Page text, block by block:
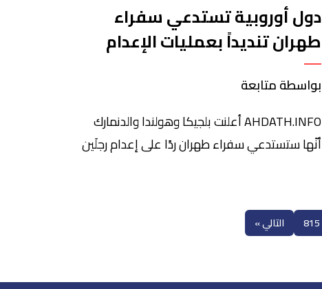
دول أوروبية تستدعي سفراء
طهران تنديداً بعمليات الإعدام
في إيران
بواسطة متابعة
AHDATH.INFO أعلنت بلجيكا وهولندا والدنمارك
أنّها ستستدعي سفراء طهران ردًا على إعدام رجلَين
يجري العمل في الاتحاد الأوروبي على حزمة
عقوبات جديدة. وكتبت وزيرة الخارجيّة البلجيكيّة
أوروبّية أخرى، سنستدعي سفير إيران”، قائلةً […]
815 التالي »